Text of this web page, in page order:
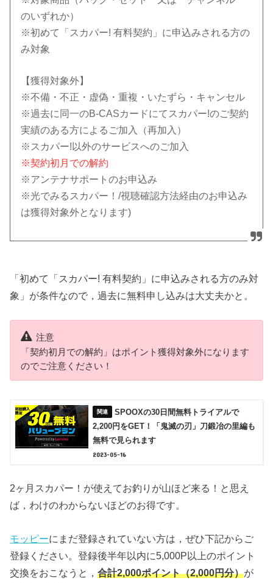
のいずれか）
※初めて「スカパー! 有料契約」に申込みされる方の
み対象
【獲得対象外】
※不備・不正・虚偽・重複・いたずら・キャンセル
※過去に同一のB-CASカードにてスカパー!のご契約
実績のある方によるご加入（再加入）
※スカパー!以外のサービスへのご加入
※契約初月での解約
※アンテナサポートのお申込み
※光でみるスカパー！/視聴確認方法経由のお申込み
は獲得対象外となります)
「初めて「スカパー! 有料契約」に申込みされる方のみ対
象」が条件なので，過去に無料申し込みは大丈夫かと。
注意
「契約初月での解約」はポイント獲得対象外になります
のでご注意ください！
SPOOXの30日間無料トライアルで
2,200円をGET！「鬼滅の刃」刀鍛冶の里編も
無料で見られます
2023-05-16
2ヶ月スカパー！が使えてお釣りが山ほど来る！と思え
ば，わけのわからないほどのお得です。
モッピーにまだ登録されていない方は，ぜひ下記からご
登録ください。登録後半年以内に5,000P以上のポイント
交換をおこなうと，合計2,000ポイント（2,000円分）が